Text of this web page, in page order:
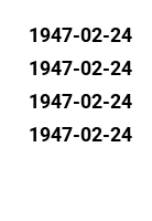
1947-02-24
1947-02-24
1947-02-24
1947-02-24